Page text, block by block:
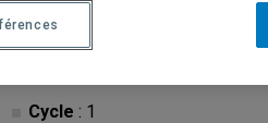
Cycle : 1